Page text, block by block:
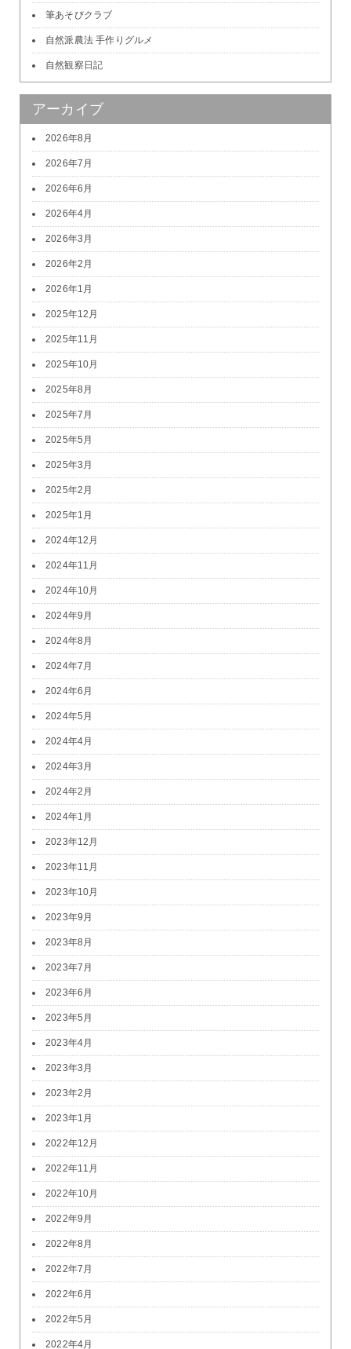
筆あそびクラブ
自然派農法 手作りグルメ
自然観察日記
アーカイブ
2026年8月
2026年7月
2026年6月
2026年4月
2026年3月
2026年2月
2026年1月
2025年12月
2025年11月
2025年10月
2025年8月
2025年7月
2025年5月
2025年3月
2025年2月
2025年1月
2024年12月
2024年11月
2024年10月
2024年9月
2024年8月
2024年7月
2024年6月
2024年5月
2024年4月
2024年3月
2024年2月
2024年1月
2023年12月
2023年11月
2023年10月
2023年9月
2023年8月
2023年7月
2023年6月
2023年5月
2023年4月
2023年3月
2023年2月
2023年1月
2022年12月
2022年11月
2022年10月
2022年9月
2022年8月
2022年7月
2022年6月
2022年5月
2022年4月